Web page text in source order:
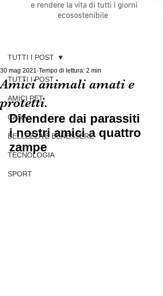
e rendere la vita di tutti i giorni
ecosostenibile
TUTTI I POST
AMICI PET
CASA
BELLEZZA E BENESSERE
TECNOLOGIA
SPORT
TUTTI I POST
Amici animali amati e
protetti.
30 mag 2021 Tempo di lettura: 2 min
Difendere dai parassiti
i nostri amici a quattro
zampe